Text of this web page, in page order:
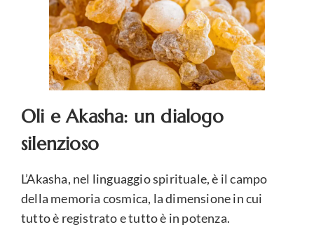
Oli e Akasha: un dialogo
silenzioso
L’Akasha, nel linguaggio spirituale, è il campo
della memoria cosmica, la dimensione in cui
tutto è registrato e tutto è in potenza.